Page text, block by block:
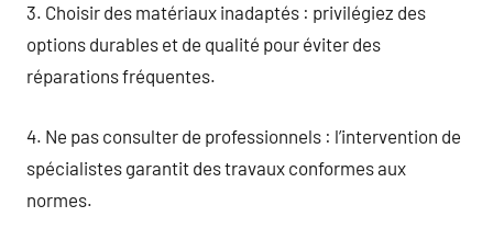
3. Choisir des matériaux inadaptés : privilégiez des
options durables et de qualité pour éviter des
réparations fréquentes.
4. Ne pas consulter de professionnels : l’intervention de
spécialistes garantit des travaux conformes aux
normes.